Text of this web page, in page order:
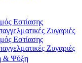
Εστίασης
Ζυγαριές
Εστίασης
Ζυγαριές
& Ψύξη